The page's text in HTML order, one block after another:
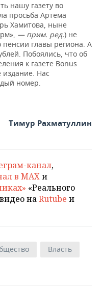
нашу газету во
просьба Артема
Хамитова, ныне
— прим. ред.) не
пенсии главы региона. А
Побоялись, что об
к газете Bonus
издание. Нас
номер.
Тимур Рахматуллин
канал,
в MAXи
«Реального
наRutube и
Власть